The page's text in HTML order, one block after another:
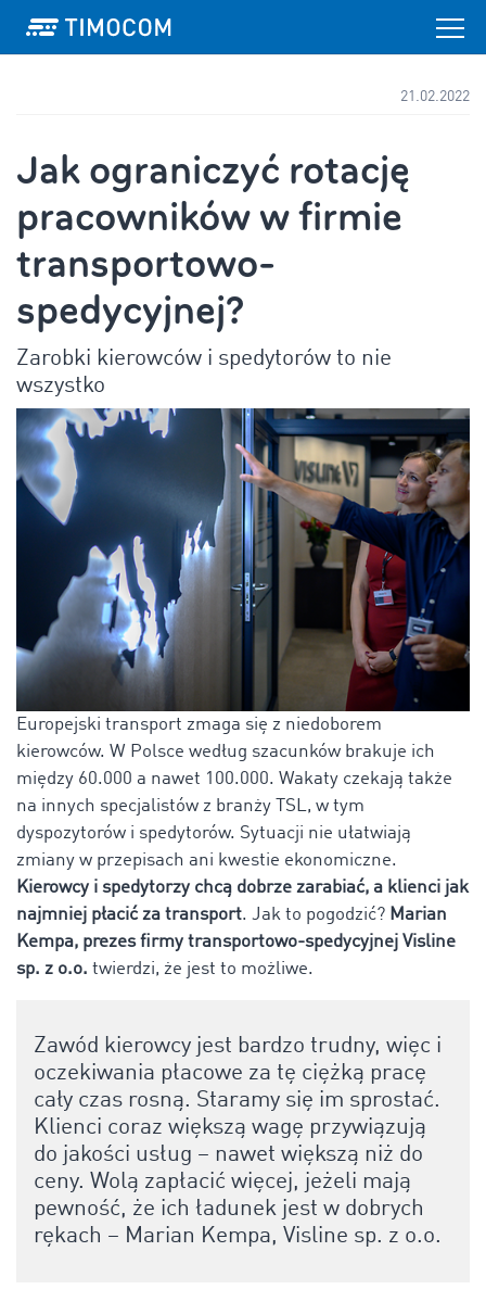
21.02.2022
Jak ograniczyć rotację
pracowników w firmie
transportowo-
spedycyjnej?
Zarobki kierowców i spedytorów to nie
wszystko
Europejski transport zmaga się z niedoborem
kierowców. W Polsce według szacunków brakuje ich
między 60.000 a nawet 100.000. Wakaty czekają także
na innych specjalistów z branży TSL, w tym
dyspozytorów i spedytorów. Sytuacji nie ułatwiają
zmiany w przepisach ani kwestie ekonomiczne.
Kierowcy i spedytorzy chcą dobrze zarabiać, a klienci jak
najmniej płacić za transport. Jak to pogodzić? Marian
Kempa, prezes firmy transportowo-spedycyjnej Visline
sp. z o.o. twierdzi, że jest to możliwe.
Zawód kierowcy jest bardzo trudny, więc i
oczekiwania płacowe za tę ciężką pracę
cały czas rosną. Staramy się im sprostać.
Klienci coraz większą wagę przywiązują
do jakości usług – nawet większą niż do
ceny. Wolą zapłacić więcej, jeżeli mają
pewność, że ich ładunek jest w dobrych
rękach – Marian Kempa, Visline sp. z o.o.